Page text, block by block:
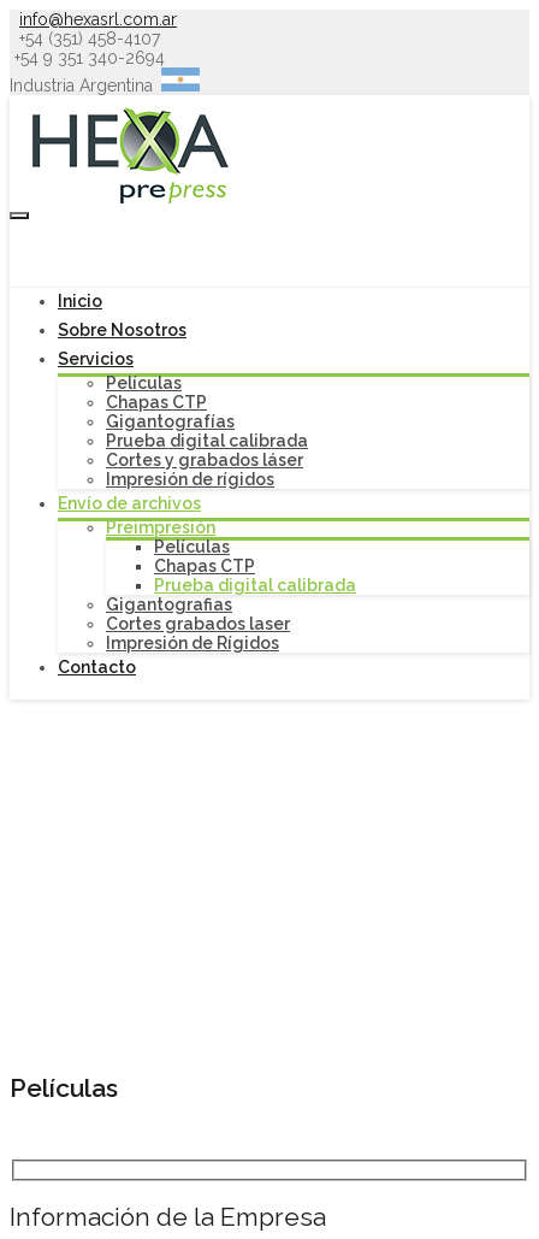
info@hexasrl.com.ar
+54 (351) 458-4107
+54 9 351 340-2694
Industria Argentina
Inicio
Sobre Nosotros
Servicios
Películas
Chapas CTP
Gigantografías
Prueba digital calibrada
Cortes y grabados láser
Impresión de rígidos
Envío de archivos
Preimpresión
Películas
Chapas CTP
Prueba digital calibrada
Gigantografias
Cortes grabados laser
Impresión de Rígidos
Contacto
Películas
Información de la Empresa